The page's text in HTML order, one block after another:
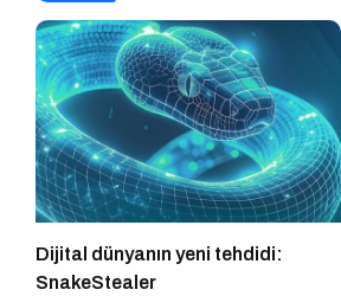
Dijital dünyanın yeni tehdidi:
SnakeStealer